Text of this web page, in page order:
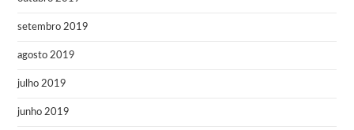
setembro 2019
agosto 2019
julho 2019
junho 2019